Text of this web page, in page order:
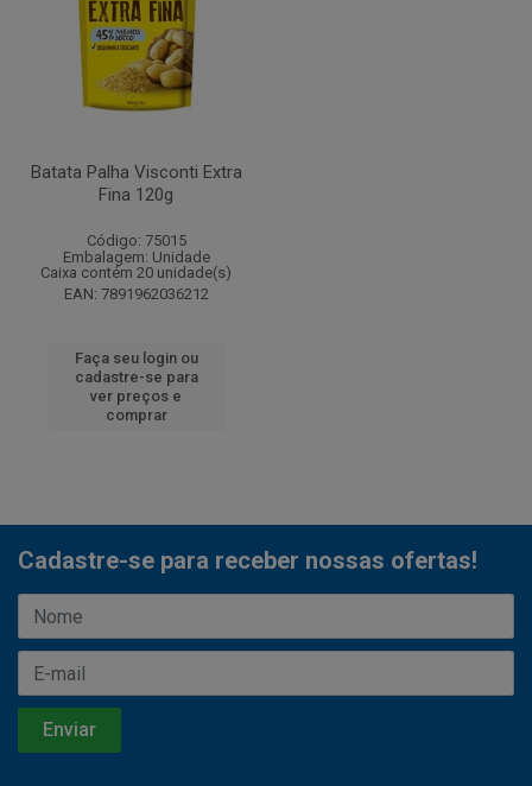
Batata Palha Visconti Extra
Fina 120g
Código: 75015
Embalagem: Unidade
Caixa contém 20 unidade(s)
EAN: 7891962036212
Faça seu login ou
cadastre-se para
ver preços e
comprar
Cadastre-se para receber nossas ofertas!